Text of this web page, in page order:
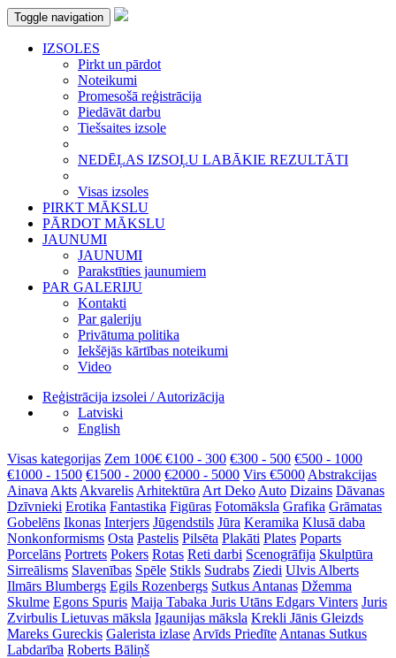
Toggle navigation
IZSOLES
Pirkt un pārdot
Noteikumi
Promesošā reģistrācija
Piedāvāt darbu
Tiešsaites izsole
NEDĒĻAS IZSOĻU LABĀKIE REZULTĀTI
Visas izsoles
PIRKT MĀKSLU
PĀRDOT MĀKSLU
JAUNUMI
JAUNUMI
Parakstīties jaunumiem
PAR GALERIJU
Kontakti
Par galeriju
Privātuma politika
Iekšējās kārtības noteikumi
Video
Reģistrācija izsolei / Autorizācija
Latviski
English
Visas kategorijas Zem 100€ €100 - 300 €300 - 500 €500 - 1000
€1000 - 1500 €1500 - 2000 €2000 - 5000 Virs €5000 Abstrakcijas
Ainava Akts Akvarelis Arhitektūra Art Deko Auto Dizains Dāvanas
Dzīvnieki Erotika Fantastika Figūras Fotomāksla Grafika Grāmatas
Gobelēns Ikonas Interjers Jūgendstils Jūra Keramika Klusā daba
Nonkonformisms Osta Pastelis Pilsēta Plakāti Plates Poparts
Porcelāns Portrets Pokers Rotas Reti darbi Scenogrāfija Skulptūra
Sirreālisms Slavenības Spēle Stikls Sudrabs Ziedi Ulvis Alberts
Ilmārs Blumbergs Egils Rozenbergs Sutkus Antanas Džemma
Skulme Egons Spuris Maija Tabaka Juris Utāns Edgars Vinters Juris
Zvirbulis Lietuvas māksla Igaunijas māksla Krekli Jānis Gleizds
Mareks Gureckis Galerista izlase Arvīds Priedīte Antanas Sutkus
Labdarība Roberts Bāliņš